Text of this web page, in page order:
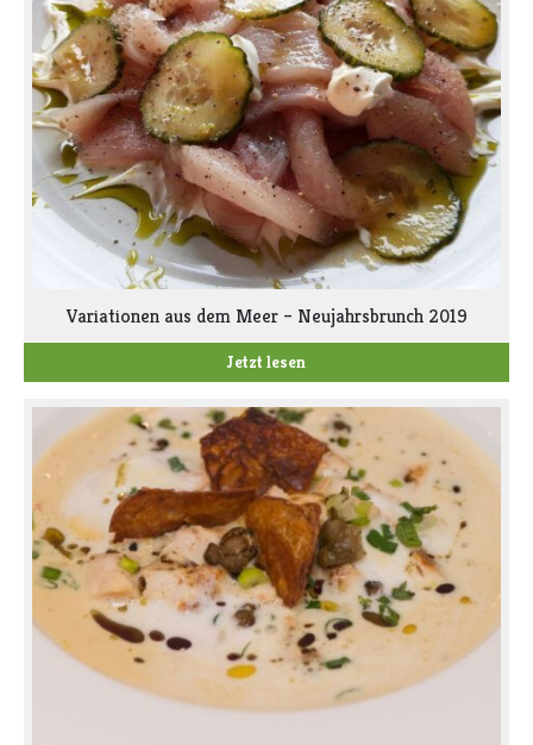
Variationen aus dem Meer – Neujahrsbrunch 2019
Jetzt lesen